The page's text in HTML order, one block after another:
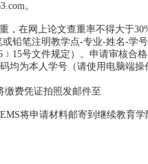
。
，在网上论文查重率不得大于
铅笔注明教学点-专业-姓名-学
号文件规定）。申请审核合
均为本人学号（请使用电脑端操
费凭证拍照发邮件至
将申请材料邮寄到继续教育学